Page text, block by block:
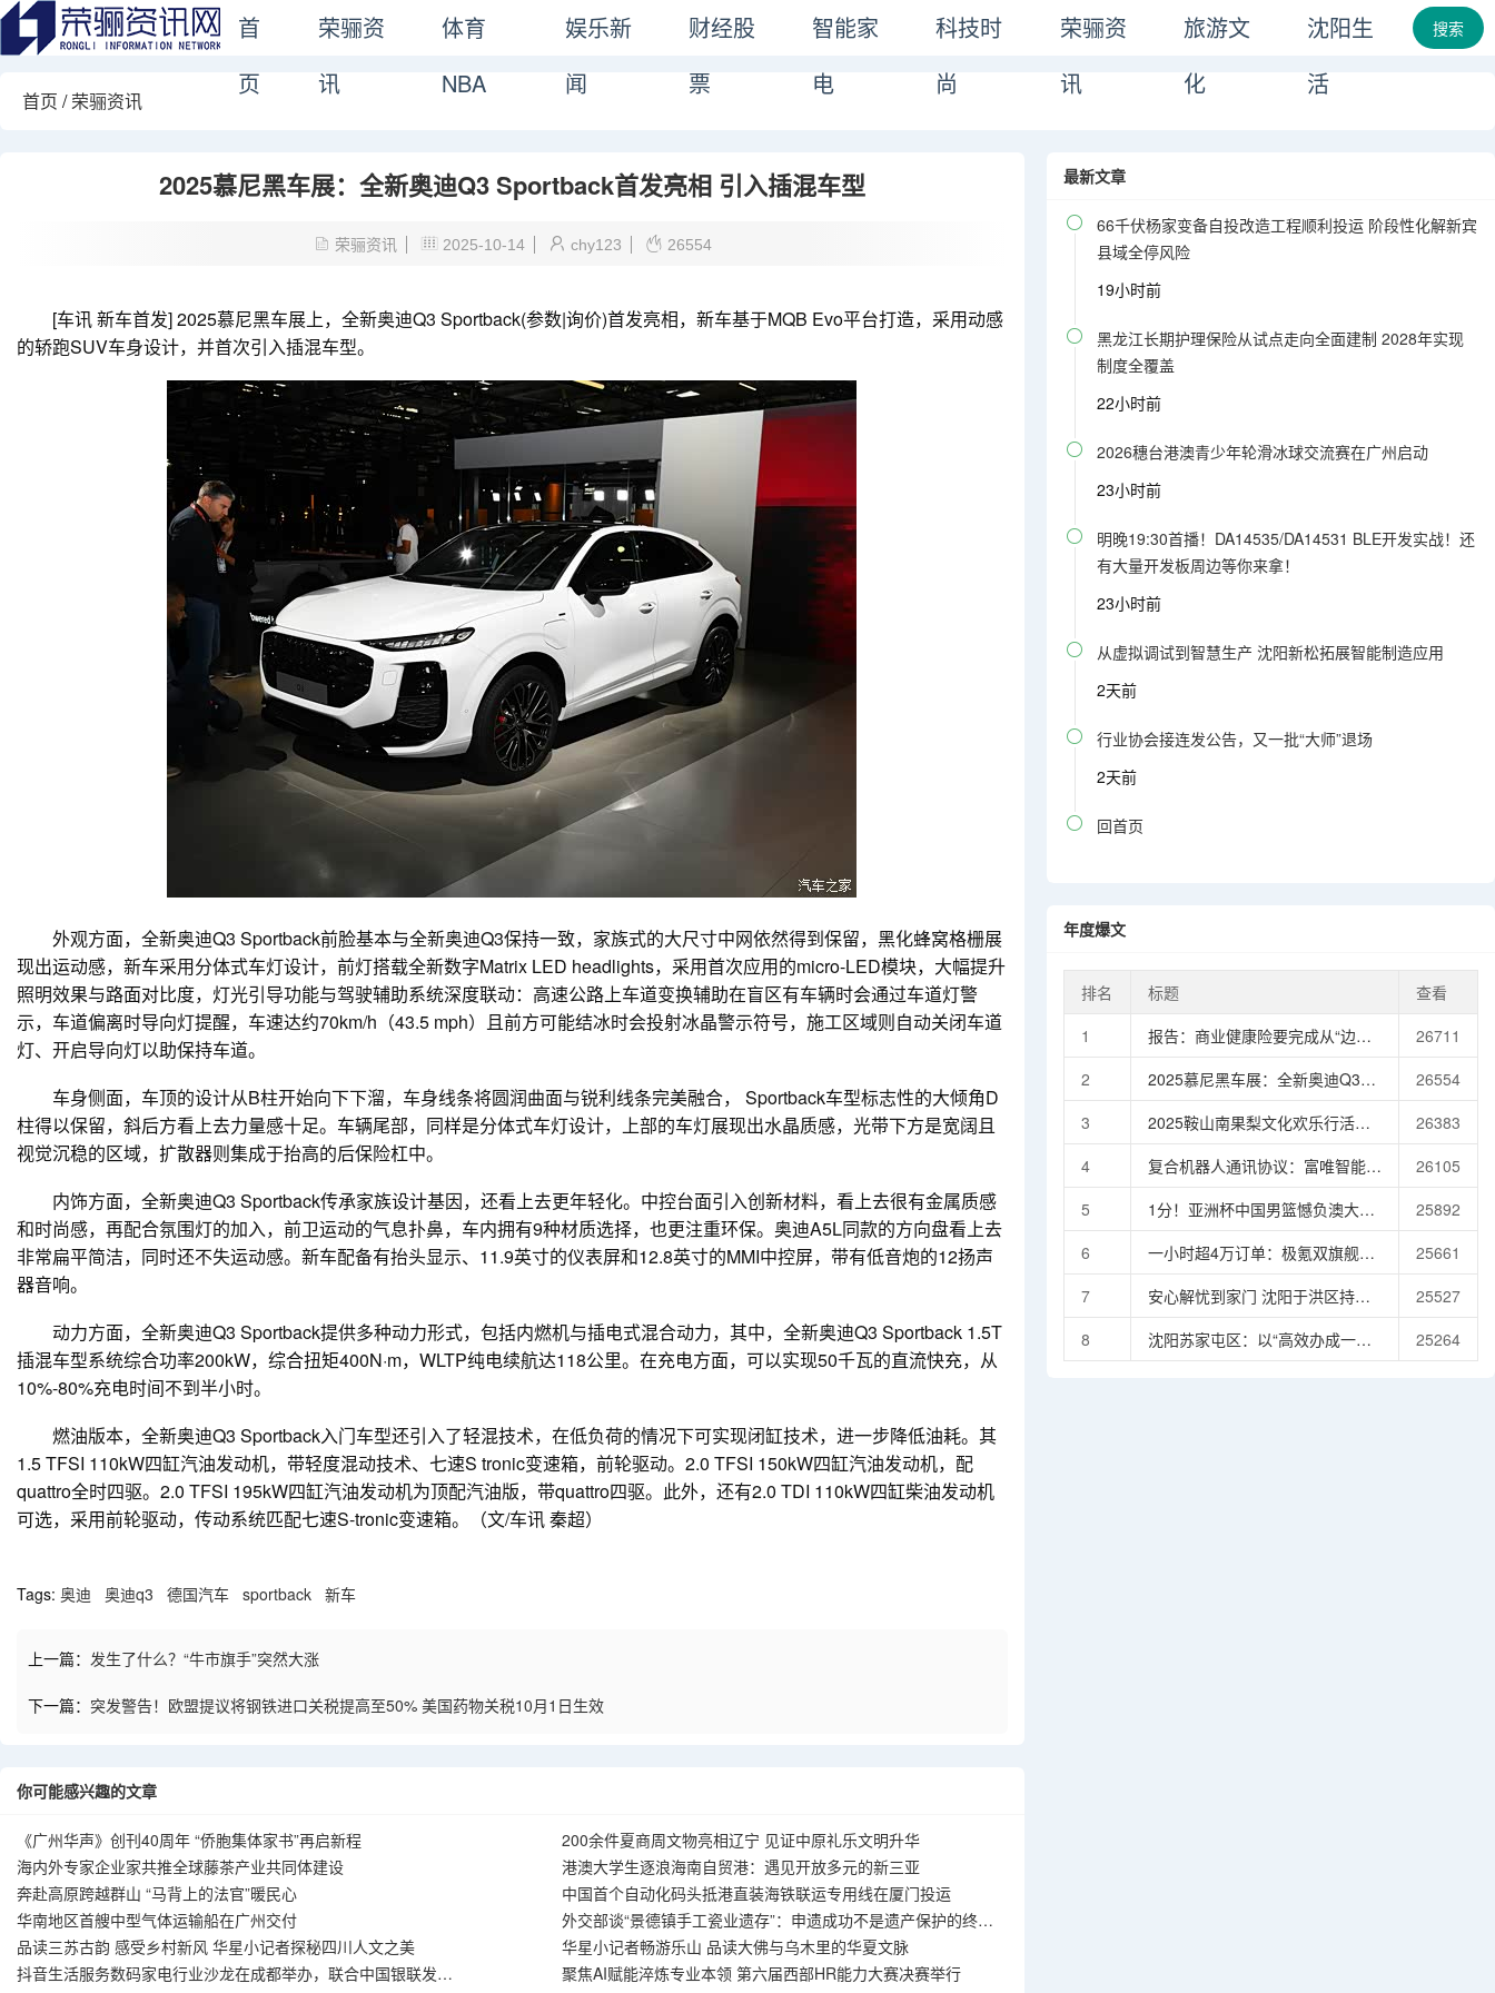
首
页
荣骊资
讯
体育
NBA
娱乐新
闻
财经股
票
智能家
电
科技时
尚
荣骊资
讯
旅游文
化
沈阳生
活
搜索
首页 /荣骊资讯
2025慕尼黑车展：全新奥迪Q3 Sportback首发亮相 引入插混车型
荣骊资讯 2025-10-14 chy123 26554
[车讯新车首发] 2025慕尼黑车展上，全新奥迪Q3 Sportback(参数|询价)首发亮相，新车基于MQB Evo平台打造，采用动感
的轿跑SUV车身设计，并首次引入插混车型。
外观方面，全新奥迪Q3 Sportback前脸基本与全新奥迪Q3保持一致，家族式的大尺寸中网依然得到保留，黑化蜂窝格栅展
现出运动感，新车采用分体式车灯设计，前灯搭载全新数字Matrix LED headlights，采用首次应用的micro-LED模块，大幅提升
照明效果与路面对比度，灯光引导功能与驾驶辅助系统深度联动：高速公路上车道变换辅助在盲区有车辆时会通过车道灯警
示，车道偏离时导向灯提醒，车速达约70km/h（43.5 mph）且前方可能结冰时会投射冰晶警示符号，施工区域则自动关闭车道
灯、开启导向灯以助保持车道。
车身侧面，车顶的设计从B柱开始向下下溜，车身线条将圆润曲面与锐利线条完美融合， Sportback车型标志性的大倾角D
柱得以保留，斜后方看上去力量感十足。车辆尾部，同样是分体式车灯设计，上部的车灯展现出水晶质感，光带下方是宽阔且
视觉沉稳的区域，扩散器则集成于抬高的后保险杠中。
内饰方面，全新奥迪Q3 Sportback传承家族设计基因，还看上去更年轻化。中控台面引入创新材料，看上去很有金属质感
和时尚感，再配合氛围灯的加入，前卫运动的气息扑鼻，车内拥有9种材质选择，也更注重环保。奥迪A5L同款的方向盘看上去
非常扁平简洁，同时还不失运动感。新车配备有抬头显示、11.9英寸的仪表屏和12.8英寸的MMI中控屏，带有低音炮的12扬声
器音响。
动力方面，全新奥迪Q3 Sportback提供多种动力形式，包括内燃机与插电式混合动力，其中，全新奥迪Q3 Sportback 1.5T
插混车型系统综合功率200kW，综合扭矩400N·m，WLTP纯电续航达118公里。在充电方面，可以实现50千瓦的直流快充，从
10%-80%充电时间不到半小时。
燃油版本，全新奥迪Q3 Sportback入门车型还引入了轻混技术，在低负荷的情况下可实现闭缸技术，进一步降低油耗。其
1.5 TFSI 110kW四缸汽油发动机，带轻度混动技术、七速S tronic变速箱，前轮驱动。2.0 TFSI 150kW四缸汽油发动机，配
quattro全时四驱。2.0 TFSI 195kW四缸汽油发动机为顶配汽油版，带quattro四驱。此外，还有2.0 TDI 110kW四缸柴油发动机
可选，采用前轮驱动，传动系统匹配七速S-tronic变速箱。（文/车讯 秦超）
Tags: 奥迪 奥迪q3 德国汽车 sportback 新车
上一篇： 发生了什么？“牛市旗手”突然大涨
下一篇： 突发警告！欧盟提议将钢铁进口关税提高至50% 美国药物关税10月1日生效
你可能感兴趣的文章
《广州华声》创刊40周年 “侨胞集体家书”再启新程
200余件夏商周文物亮相辽宁 见证中原礼乐文明升华
海内外专家企业家共推全球藤茶产业共同体建设
港澳大学生逐浪海南自贸港：遇见开放多元的新三亚
奔赴高原跨越群山 “马背上的法官”暖民心
中国首个自动化码头抵港直装海铁联运专用线在厦门投运
华南地区首艘中型气体运输船在广州交付
外交部谈“景德镇手工瓷业遗存”：申遗成功不是遗产保护的终
点，而是新起点
品读三苏古韵 感受乡村新风 华星小记者探秘四川人文之美
华星小记者畅游乐山 品读大佛与乌木里的华夏文脉
抖音生活服务数码家电行业沙龙在成都举办，联合中国银联发布
聚焦AI赋能淬炼专业本领 第六届西部HR能力大赛决赛举行
最新文章

66千伏杨家变备自投改造工程顺利投运 阶段性化解新宾
县域全停风险
19小时前

黑龙江长期护理保险从试点走向全面建制 2028年实现
制度全覆盖
22小时前

2026穗台港澳青少年轮滑冰球交流赛在广州启动
23小时前

明晚19:30首播！DA14535/DA14531 BLE开发实战！还
有大量开发板周边等你来拿！
23小时前

从虚拟调试到智慧生产 沈阳新松拓展智能制造应用
2天前

行业协会接连发公告，又一批“大师”退场
2天前
 回首页
年度爆文
排名 标题
查看
1
报告：商业健康险要完成从“边缘
补充者”到“生态协同者”的转变，
需聚焦三大方向
26711
2
2025慕尼黑车展：全新奥迪Q3
Sportback首发亮相 引入插混车型
26554
3
2025鞍山南果梨文化欢乐行活动
启幕激活秋季文体旅市场活力
26383
4
复合机器人通讯协议：富唯智能的
技术突破与行业引领
26105
5
1分！亚洲杯中国男篮憾负澳大利
亚1分！亚洲杯中国男篮憾负澳大
利亚
25892
6
一小时超4万订单：极氪双旗舰打
破中国豪车“曲高和寡”困局
25661
7
安心解忧到家门 沈阳于洪区持续
破解办证难题惠及千户居民
25527
8
沈阳苏家屯区：以“高效办成一件
事”点亮政务服务现代化新路径
25264